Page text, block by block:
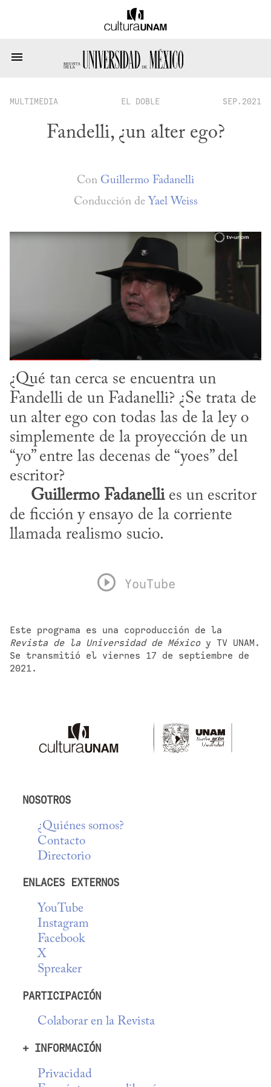
MULTIMEDIA EL DOBLE SEP.2021
Fandelli, ¿un alter ego?
Con Guillermo Fadanelli
Conducción de Yael Weiss
¿Qué tan cerca se encuentra un
Fandelli de un Fadanelli? ¿Se trata de
un alter ego con todas las de la ley o
simplemente de la proyección de un
“yo” entre las decenas de “yoes” del
escritor?
Guillermo Fadanelli es un escritor
de ficción y ensayo de la corriente
llamada realismo sucio.
YouTube
Revista de la Universidad de México y TV UNAM.
Se transmitió el viernes 17 de septiembre de
2021.
NOSOTROS
¿Quiénes somos?
Contacto
Directorio
ENLACES EXTERNOS
YouTube
Instagram
Facebook
X
Spreaker
PARTICIPACIÓN
Colaborar en la Revista
+ INFORMACIÓN
Privacidad